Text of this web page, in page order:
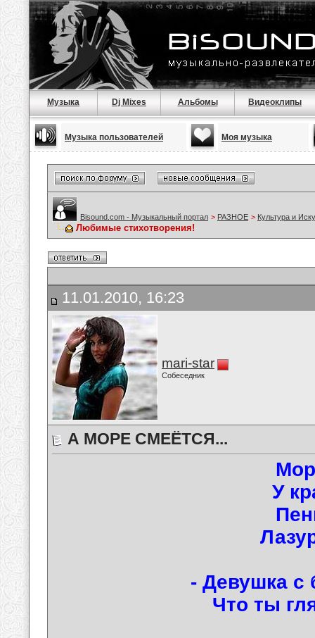
Музыка Dj Mixes Альбомы Видеоклипы
Музыка пользователей Моя музыка
Bisound.com - Музыкальный портал > РАЗНОЕ > Культура и
Любимые стихотворения!
11.01.2010, 16:23
mari-star
Собеседник
А МОРЕ СМЕЁТСЯ...
У
- Девушка с
Что ты